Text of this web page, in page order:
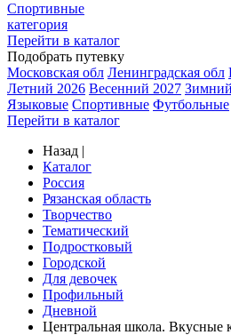
Спортивные
категория
Перейти в каталог
Подобрать путевку
Московская обл Ленинградская обл
Летний 2026 Весенний 2027
Языковые Спортивные Футбольные
Перейти в каталог
Назад |
Каталог
Россия
Рязанская область
Творчество
Тематический
Подростковый
Городской
Для девочек
Профильный
Дневной
Центральная школа. Вкусные